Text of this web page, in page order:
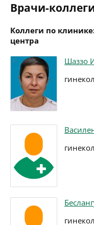
Врачи-
Коллеги по
центра
Шаззо